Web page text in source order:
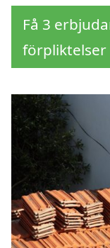
Få 3
förpliktelser